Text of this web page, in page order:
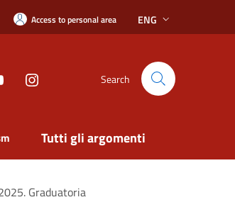
Access to personal area ENG
Search
Tutti gli argomenti
Graduatoria